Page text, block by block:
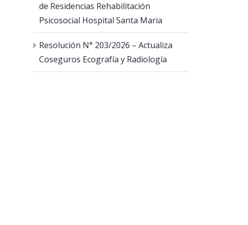
de Residencias Rehabilitación
Psicosocial Hospital Santa Maria
Resolución N° 203/2026 – Actualiza
Coseguros Ecografía y Radiología